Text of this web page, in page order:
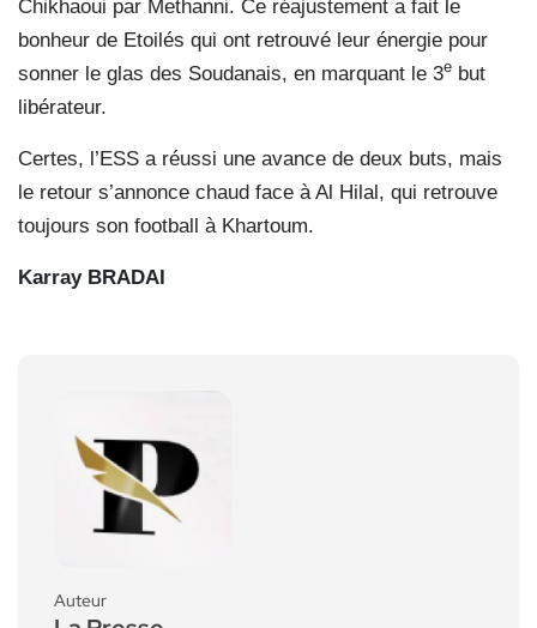
Chikhaoui par Methanni. Ce réajustement a fait le
bonheur de Etoilés qui ont retrouvé leur énergie pour
sonner le glas des Soudanais, en marquant le 3e but
libérateur.
Certes, l’ESS a réussi une avance de deux buts, mais
le retour s’annonce chaud face à Al Hilal, qui retrouve
toujours son football à Khartoum.
Karray BRADAI
Auteur